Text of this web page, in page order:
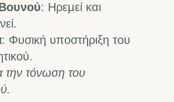
: Ηρεμεί και
: Φυσική υποστήριξη του
την τόνωση του